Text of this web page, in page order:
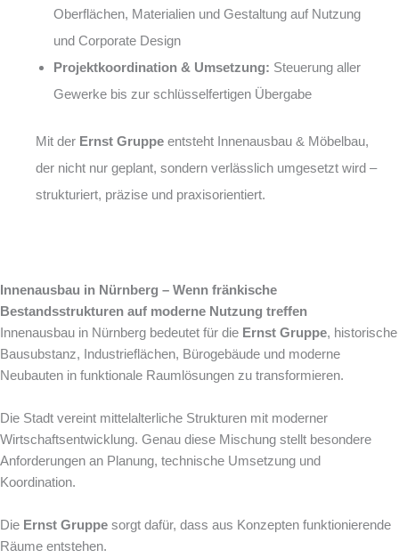
Oberflächen, Materialien und Gestaltung auf Nutzung
und Corporate Design
Projektkoordination & Umsetzung: Steuerung aller
Gewerke bis zur schlüsselfertigen Übergabe
Mit der Ernst Gruppe entsteht Innenausbau & Möbelbau,
der nicht nur geplant, sondern verlässlich umgesetzt wird –
strukturiert, präzise und praxisorientiert.
Innenausbau in Nürnberg – Wenn fränkische
Bestandsstrukturen auf moderne Nutzung treffen
Innenausbau in Nürnberg bedeutet für die Ernst Gruppe, historische
Bausubstanz, Industrieflächen, Bürogebäude und moderne
Neubauten in funktionale Raumlösungen zu transformieren.
Die Stadt vereint mittelalterliche Strukturen mit moderner
Wirtschaftsentwicklung. Genau diese Mischung stellt besondere
Anforderungen an Planung, technische Umsetzung und
Koordination.
Die Ernst Gruppe sorgt dafür, dass aus Konzepten funktionierende
Räume entstehen.